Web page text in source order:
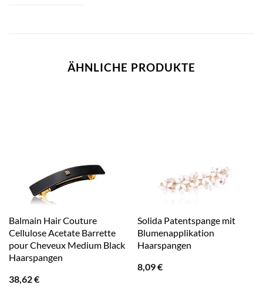
ÄHNLICHE PRODUKTE
Balmain Hair Couture
Cellulose Acetate Barrette
pour Cheveux Medium Black
Haarspangen
38,62€
Solida Patentspange mit
Blumenapplikation
Haarspangen
8,09€